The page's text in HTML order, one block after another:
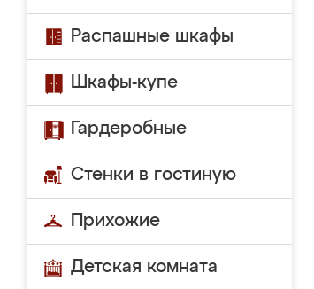
Распашные шкафы
Шкафы-купе
Гардеробные
Стенки в гостиную
Прихожие
Детская комната